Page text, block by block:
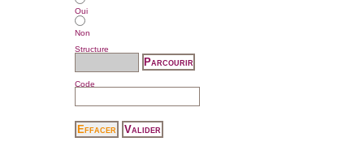
Oui
Non
Structure
Code